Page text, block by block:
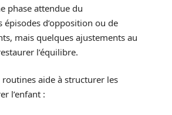
phase attendue du
épisodes d’opposition ou de
mais quelques ajustements au
l’équilibre.
aide à structurer les
l’enfant :